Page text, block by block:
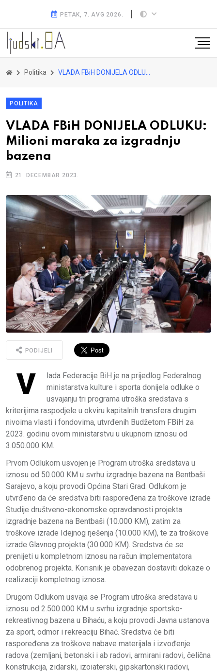
PETAK, 7. AVG 2026.
Politika VLADA FBiH DONIJELA ODLUKU: Milioni maraka za izgradnju bazena
POLITIKA
VLADA FBiH DONIJELA ODLUKU:
Milioni maraka za izgradnju
bazena
21. DECEMBAR 2023.
PODIJELI
V
lada Federacije BiH je na prijedlog Federalnog
ministarstva kulture i sporta donijela odluke o
usvajanju tri programa utroška sredstava s
kriterijima raspodjele u okviru kapitalnih transfera drugim
nivoima vlasti i fondovima, utvrđenih Budžetom FBiH za
2023. godinu ovom ministarstvu u ukupnom iznosu od
3.050.000 KM.
Prvom Odlukom usvojen je Program utroška sredstava u
iznosu od 50.000 KM u svrhu izgradnje bazena na Bentbaši
Sarajevo, a koju provodi Općina Stari Grad. Odlukom je
utvrđeno da će sredstva biti raspoređena za troškove izrade
Studije društveno-ekonomske opravdanosti projekta
izgradnje bazena na Bentbaši (10.000 KM), zatim za
troškove izrade Idejnog rješenja (10.000 KM), te za troškove
izrade Glavnog projekta (30.000 KM). Sredstva će se
prenijeti u kompletnom iznosu na račun implementatora
odobrenog projekta. Korisnik je obavezan dostaviti dokaze o
realizaciji kompletnog iznosa.
Drugom Odlukom usvaja se Program utroška sredstava u
iznosu od 2.500.000 KM u svrhu izgradnje sportsko-
rekreativnog bazena u Bihaću, a koju provodi Javna ustanova
za sport, odmor i rekreaciju Bihać. Sredstva će biti
raspoređena za troškove nabave materijala i izvođenje
radova (zemljani, betonski i ab radovi, armirani radovi, čelična
konstrukcija, zidarski, izoiaterski, gipskartonski radovi,